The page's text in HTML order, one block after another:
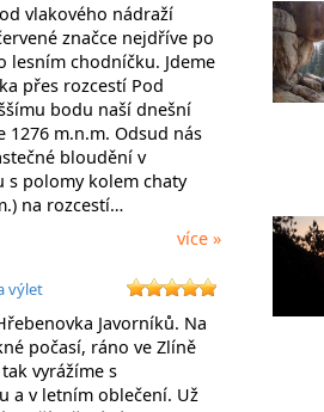
vlakového nádraží
značce nejdříve po
lesním chodníčku. Jdeme
přes rozcestí Pod
bodu naší dnešní
1276 m.n.m. Odsud nás
bloudění v
s polomy kolem chaty
na rozcestí…
více »
výlet
Javorníků. Na
počasí, ráno ve Zlíně
vyrážíme s
a v letním oblečení. Už